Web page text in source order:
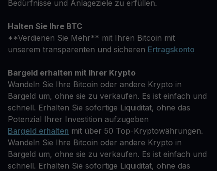
Bedürfnisse und Anlageziele zu erfüllen.
Halten Sie Ihre BTC
**Verdienen Sie Mehr** mit Ihren Bitcoin mit
unserem transparenten und sicheren Ertragskonto
Bargeld erhalten mit Ihrer Krypto
Wandeln Sie Ihre Bitcoin oder andere Krypto in
Bargeld um, ohne sie zu verkaufen. Es ist einfach und
schnell. Erhalten Sie sofortige Liquidität, ohne das
Potenzial Ihrer Investition aufzugeben
Bargeld erhalten mit über 50 Top-Kryptowährungen.
Wandeln Sie Ihre Bitcoin oder andere Krypto in
Bargeld um, ohne sie zu verkaufen. Es ist einfach und
schnell. Erhalten Sie sofortige Liquidität, ohne das